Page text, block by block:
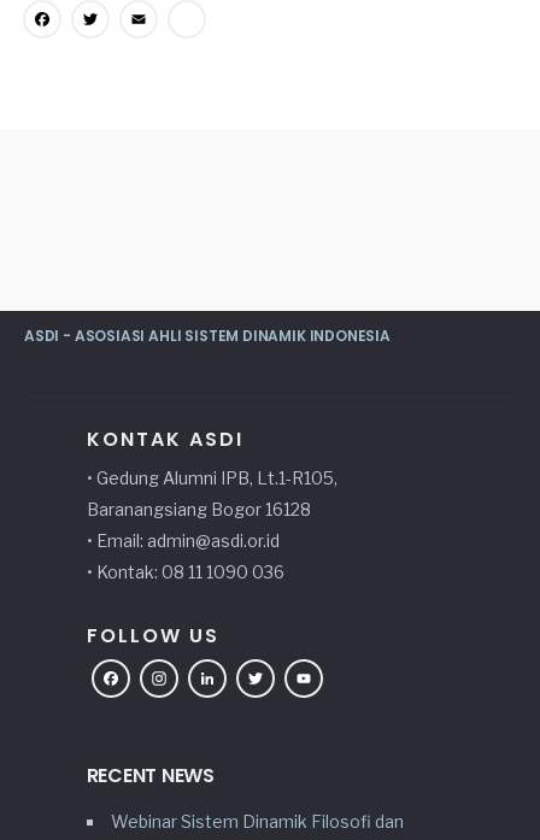
Facebook
Twitter
ASDI - ASOSIASI AHLI SISTEM DINAMIK INDONESIA
KONTAK ASDI
• Gedung Alumni IPB, Lt.1-R105,
Baranangsiang Bogor 16128
• Email: admin@asdi.or.id
• Kontak: 08 11 1090 036
FOLLOW US
Facebook
Instagram
LinkedIn
Twitter
RECENT NEWS
Webinar Sistem Dinamik Filosofi dan